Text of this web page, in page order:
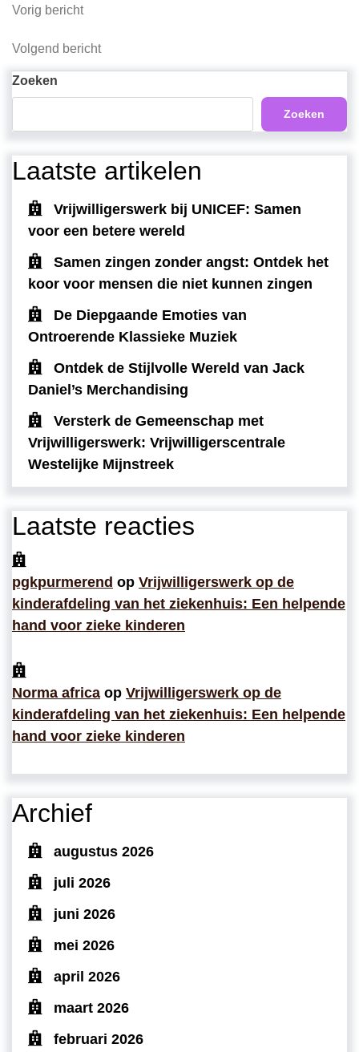
Berichtnavigatie
Vorig
Vorig bericht
Volgend
Volgend bericht
Zoeken
Zoeken
Laatste artikelen
Vrijwilligerswerk bij UNICEF: Samen
voor een betere wereld
Samen zingen zonder angst: Ontdek het
koor voor mensen die niet kunnen zingen
De Diepgaande Emoties van
Ontroerende Klassieke Muziek
Ontdek de Stijlvolle Wereld van Jack
Daniel’s Merchandising
Versterk de Gemeenschap met
Vrijwilligerswerk: Vrijwilligerscentrale
Westelijke Mijnstreek
Laatste reacties
pgkpurmerend op Vrijwilligerswerk op de
kinderafdeling van het ziekenhuis: Een helpende
hand voor zieke kinderen
Norma africa op Vrijwilligerswerk op de
kinderafdeling van het ziekenhuis: Een helpende
hand voor zieke kinderen
Archief
augustus 2026
juli 2026
juni 2026
mei 2026
april 2026
maart 2026
februari 2026